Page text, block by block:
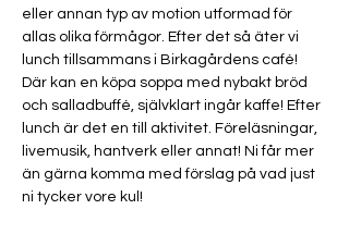
eller annan typ av motion utformad för
allas olika förmågor. Efter det så äter vi
lunch tillsammans i Birkagårdens café!
Där kan en köpa soppa med nybakt bröd
och salladbuffé, självklart ingår kaffe! Efter
lunch är det en till aktivitet. Föreläsningar,
livemusik, hantverk eller annat! Ni får mer
än gärna komma med förslag på vad just
ni tycker vore kul!